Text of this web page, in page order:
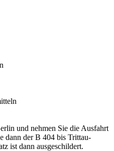
und nehmen Sie die Ausfahrt
dann der B 404 bis Trittau-
ist dann ausgeschildert.